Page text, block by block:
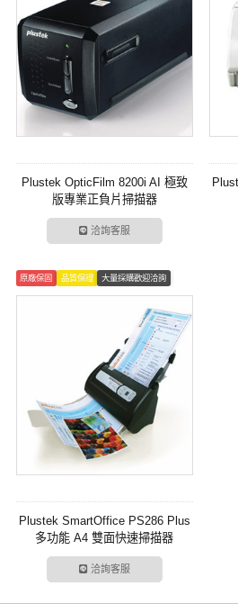
Plustek OpticFilm 8200i AI 極致
版專業正負片掃描器
洽詢客服
原廠保固 品質保證 大量採購歡迎洽詢
Plustek SmartOffice PS286 Plus
多功能 A4 雙面快速掃描器
洽詢客服